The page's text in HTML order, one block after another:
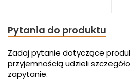
Pytania do produktu
Zadaj pytanie dotyczące
przyjemnością udzieli
zapytanie.